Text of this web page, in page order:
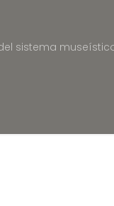
sistema